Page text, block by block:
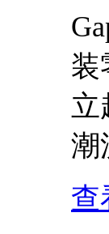
装
立
潮
查